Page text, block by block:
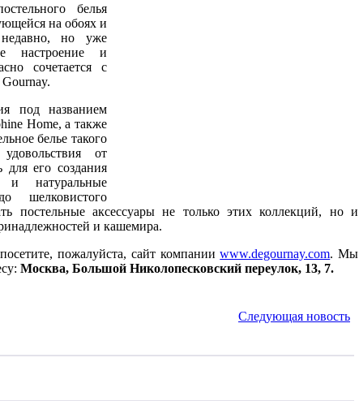
белья
на обоях и
недавно, но уже
настроение и
сочетается с
под названием
Home, а также
белье такого
от
его создания
и натуральные
шелковистого
постельные аксессуары не только этих коллекций, но и
и кашемира.
пожалуйста, сайт компанииwww.degournay.com. Мы
Москва, Большой Николопесковский переулок, 13, 7.
Следующая новость